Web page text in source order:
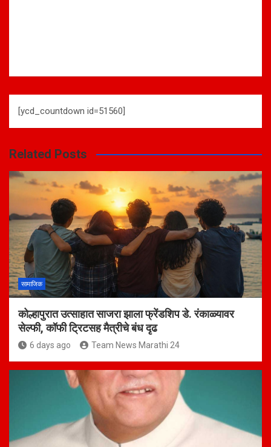
[ycd_countdown id=51560]
Related Posts
सामाजिक
कोल्हापुरात उत्साहात साजरा झाला फ्रेंडशिप डे. रंकाळ्यावर
सेल्फी, कॉफी ट्रिटसह मैत्रीचे बंध दृढ
6 days ago Team News Marathi 24